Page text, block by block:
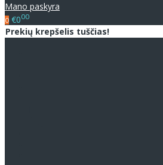
Mano paskyra
0 €000
Prekių krepšelis tuščias!